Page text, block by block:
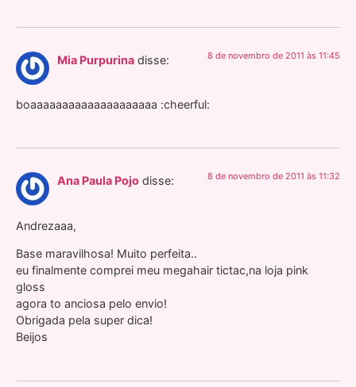
Mia Purpurina disse: 8 de novembro de 2011 às 11:45
boaaaaaaaaaaaaaaaaaaaa :cheerful:
Ana Paula Pojo disse: 8 de novembro de 2011 às 11:32
Andrezaaa,
Base maravilhosa! Muito perfeita..
eu finalmente comprei meu megahair tictac,na loja pink
gloss
agora to anciosa pelo envio!
Obrigada pela super dica!
Beijos